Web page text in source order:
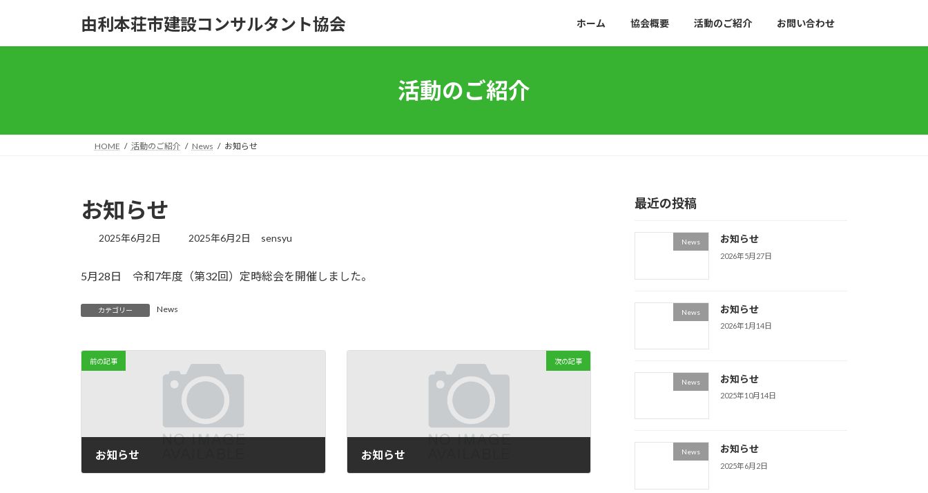
由利本荘市建設コンサルタント協会 ホーム 協会概要 活動のご紹介 お問い合わせ
活動のご紹介
HOME 活動のご紹介 News お知らせ
お知らせ
2025年6月2日
最
新
2025年6月2日 sensyu
5月28日 令和7年度（第32回）定時総会を開催しました。
カテゴリー News
前の記事
お知らせ
次の記事
お知らせ
最近の投稿
News お知らせ
2026年5月27日
News お知らせ
2026年1月14日
News お知らせ
2025年10月14日
News お知らせ
2025年6月2日